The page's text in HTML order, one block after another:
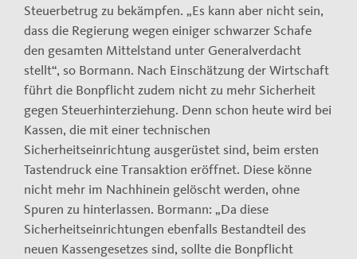
Steuerbetrug zu bekämpfen. „Es kann aber nicht sein,
dass die Regierung wegen einiger schwarzer Schafe
den gesamten Mittelstand unter Generalverdacht
stellt“, so Bormann. Nach Einschätzung der Wirtschaft
führt die Bonpflicht zudem nicht zu mehr Sicherheit
gegen Steuerhinterziehung. Denn schon heute wird bei
Kassen, die mit einer technischen
Sicherheitseinrichtung ausgerüstet sind, beim ersten
Tastendruck eine Transaktion eröffnet. Diese könne
nicht mehr im Nachhinein gelöscht werden, ohne
Spuren zu hinterlassen. Bormann: „Da diese
Sicherheitseinrichtungen ebenfalls Bestandteil des
neuen Kassengesetzes sind, sollte die Bonpflicht